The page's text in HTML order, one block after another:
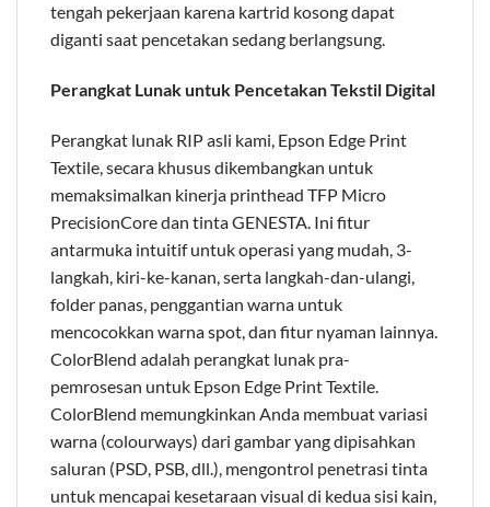
tengah pekerjaan karena kartrid kosong dapat
diganti saat pencetakan sedang berlangsung.
Perangkat Lunak untuk Pencetakan Tekstil Digital
Perangkat lunak RIP asli kami, Epson Edge Print
Textile, secara khusus dikembangkan untuk
memaksimalkan kinerja printhead TFP Micro
PrecisionCore dan tinta GENESTA. Ini fitur
antarmuka intuitif untuk operasi yang mudah, 3-
langkah, kiri-ke-kanan, serta langkah-dan-ulangi,
folder panas, penggantian warna untuk
mencocokkan warna spot, dan fitur nyaman lainnya.
ColorBlend adalah perangkat lunak pra-
pemrosesan untuk Epson Edge Print Textile.
ColorBlend memungkinkan Anda membuat variasi
warna (colourways) dari gambar yang dipisahkan
saluran (PSD, PSB, dll.), mengontrol penetrasi tinta
untuk mencapai kesetaraan visual di kedua sisi kain,